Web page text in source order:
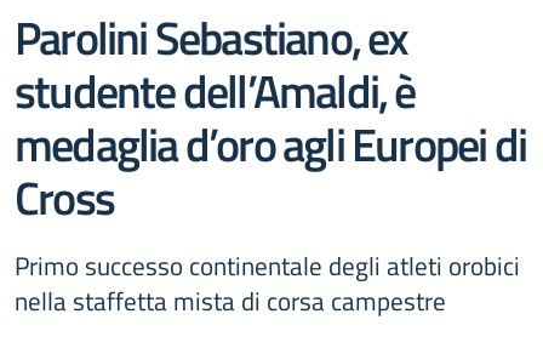
Parolini Sebastiano, ex
studente dell’Amaldi, è
medaglia d’oro agli Europei di
Cross
Primo successo continentale degli atleti orobici
nella staffetta mista di corsa campestre